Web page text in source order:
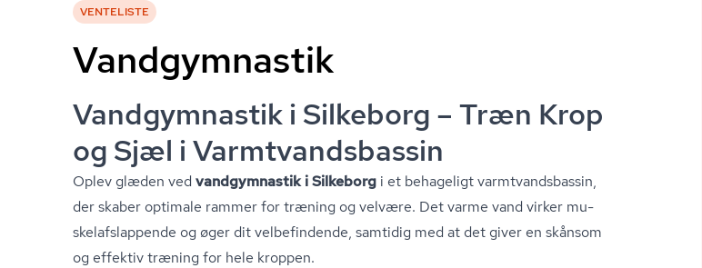
VENTELISTE
Vandgymnastik
Vandgymnastik i Silkeborg – Træn Krop
og Sjæl i Varmtvands­bas­sin
Oplev glæden ved vandgymnastik i Silkeborg i et behageligt varmtvands­bas­sin,
der skaber optimale rammer for træning og velvære. Det varme vand virker mu­
skel­af­slap­pen­de og øger dit velbefindende, samtidig med at det giver en skånsom
og effektiv træning for hele kroppen.